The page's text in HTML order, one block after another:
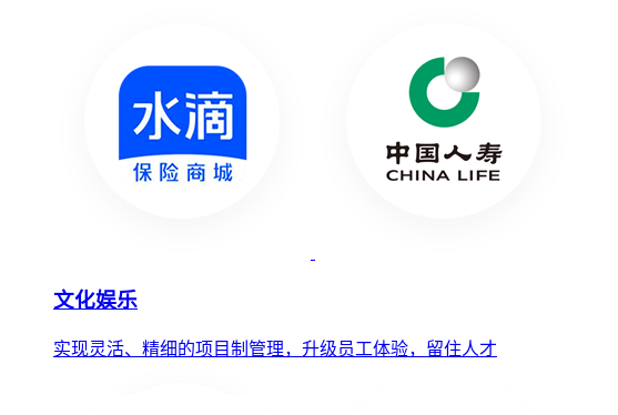
文化娱乐
实现灵活、精细的项目制管理，升级员工体验，留住人才